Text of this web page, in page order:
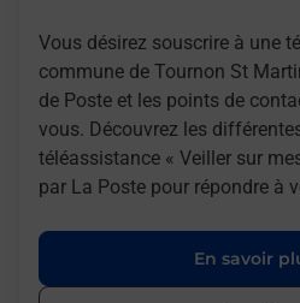
Vous désirez souscrire à une
commune de Tournon St
de Poste et les points de
vous. Découvrez les
téléassistance « Veiller sur
par La Poste pour répondre à
En savoir